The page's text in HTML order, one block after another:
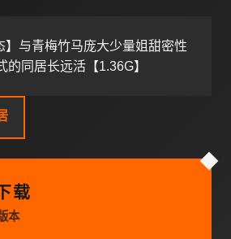
】与青梅竹马庞大少量姐甜密性
的同居长远活【1.36G】
载
本